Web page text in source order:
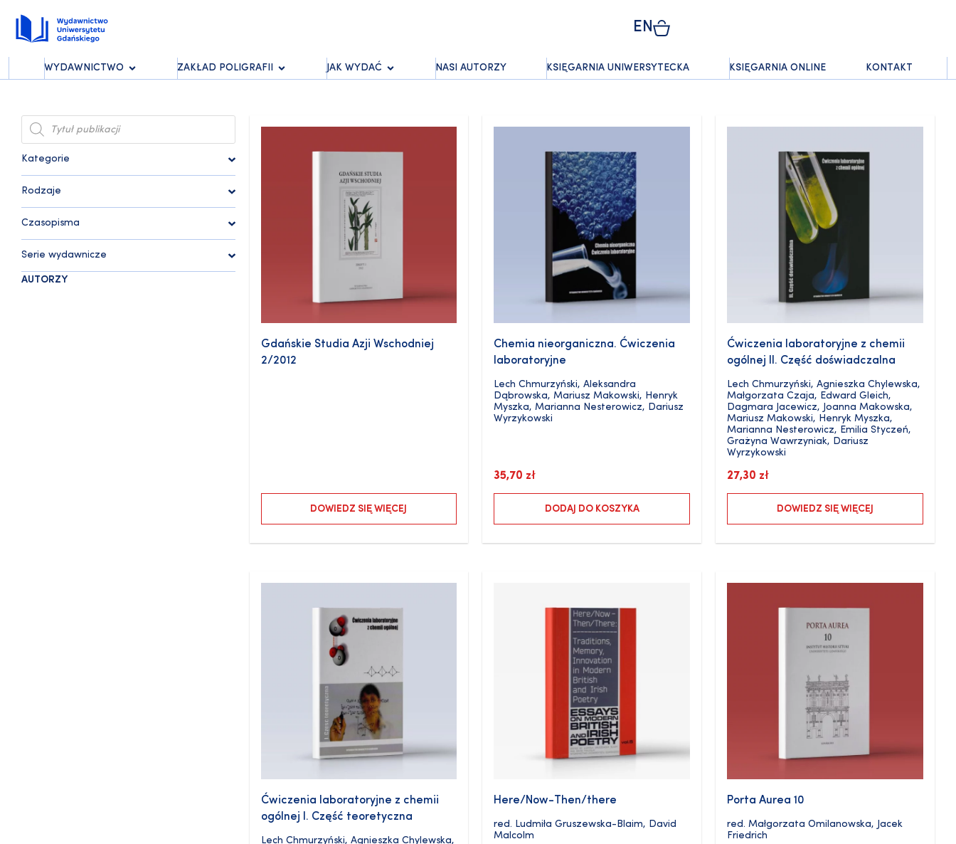
EN
WYDAWNICTWO ZAKŁAD POLIGRAFII JAK WYDAĆ NASI AUTORZY KSIĘGARNIA UNIWERSYTECKA KSIĘGARNIA ONLINE KONTAKT
Kategorie
Rodzaje
Czasopisma
Serie wydawnicze
AUTORZY
Gdańskie Studia Azji Wschodniej
2/2012
DOWIEDZ SIĘ WIĘCEJ
Chemia nieorganiczna. Ćwiczenia
laboratoryjne
Lech Chmurzyński,Aleksandra
Dąbrowska,Mariusz Makowski, Henryk
Myszka,Marianna Nesterowicz, Dariusz
Wyrzykowski
35,70 zł
DODAJ DO KOSZYKA
Ćwiczenia laboratoryjne z chemii
ogólnej II. Część doświadczalna
Lech Chmurzyński,Agnieszka Chylewska,
Małgorzata Czaja, Edward Gleich,
Dagmara Jacewicz, Joanna Makowska,
Mariusz Makowski, Henryk Myszka,
Marianna Nesterowicz, Emilia Styczeń,
Grażyna Wawrzyniak, Dariusz
Wyrzykowski
27,30 zł
DOWIEDZ SIĘ WIĘCEJ
Ćwiczenia laboratoryjne z chemii
ogólnej I. Część teoretyczna
Lech Chmurzyński, Agnieszka Chylewska,
Here/Now-Then/there
red. Ludmiła Gruszewska-Blaim, David
Malcolm
Porta Aurea 10
red. Małgorzata Omilanowska, Jacek
Friedrich